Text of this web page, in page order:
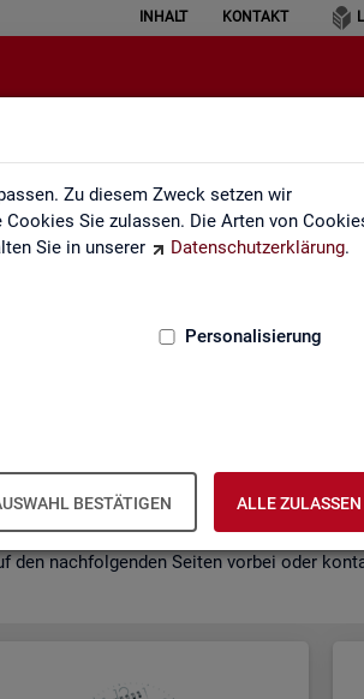
Zu diesem Zweck setzen wir
Sie zulassen. Die Arten von
Sie in unserer
Datenschutzerklärung.
Personalisierung
BESTÄTIGEN ALLE ZULASSEN
INHALT KONTAKT
Be­darf). Haben Sie Fra­gen, einen
den nach­fol­gen­den Sei­ten vor­bei oder